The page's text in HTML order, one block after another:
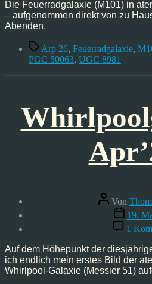
Die Feuerradgalaxie (M101) in
– aufgenommen direkt von zu
Abenden.
Schlagwörter
Arp 26, Feuerradgalaxie,
PGC 50063, UGC 8981
Beitragsautor
Von
19.
1
Auf dem Höhepunkt der
ich endlich mein erstes Bild der
Whirlpool-Galaxie (Messier 51)